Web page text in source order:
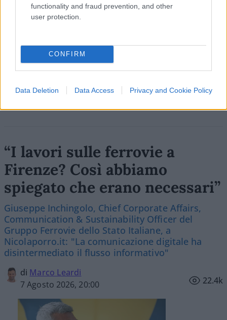
functionality and fraud prevention, and other
user protection.
CONFIRM
Data Deletion Data Access Privacy and Cookie Policy
SEDUTE SATIRICHE
“I lavori sulle ferrovie a
Firenze? Così abbiamo
spiegato che erano necessari”
Giuseppe Inchingolo, Chief Corporate Affairs,
Communication & Sustainability Officer del
Gruppo Ferrovie dello Stato Italiane, a
Nicolaporro.it: "La comunicazione digitale ha
disintermediato il flusso informativo"
di Marco Leardi
7 Agosto 2026, 20:00
22.4k